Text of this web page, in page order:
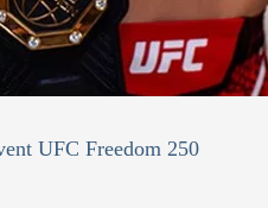
UFC Freedom 250